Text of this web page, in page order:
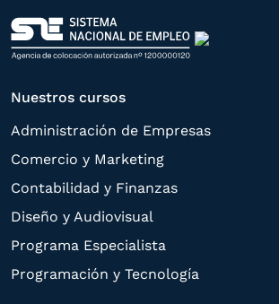
Nuestros cursos
Administración de Empresas
Comercio y Marketing
Contabilidad y Finanzas
Diseño y Audiovisual
Programa Especialista
Programación y Tecnología